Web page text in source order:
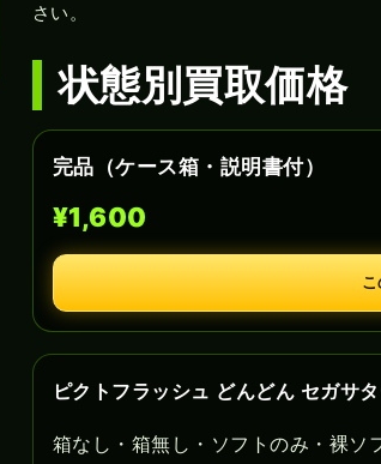
さい。
状態別買取価格
完品（ケース箱・説明書付）
¥1,600
ピクトフラッシュ どんどん セガサ
箱なし・箱無し・ソフトのみ・裸ソ